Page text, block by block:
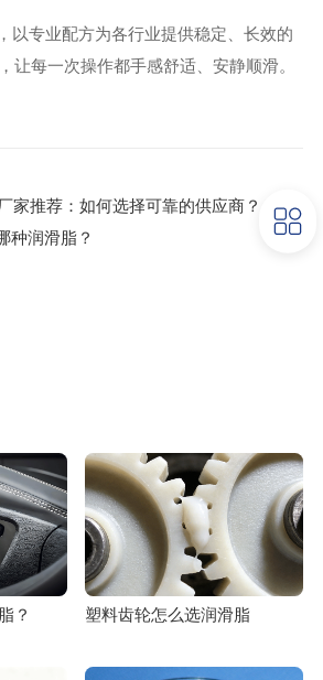
以专业配方为各行业提供稳定、长效的
让每一次操作都手感舒适、安静顺滑。
家推荐：如何选择可靠的供应商？
种润滑脂？
？ 塑料齿轮怎么选润滑脂